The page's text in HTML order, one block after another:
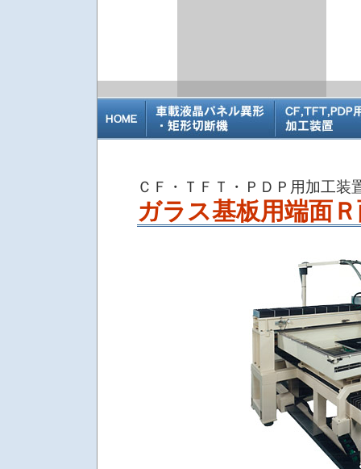
ＣＦ・ＴＦＴ・ＰＤＰ用加工装
ガラス基板用端面